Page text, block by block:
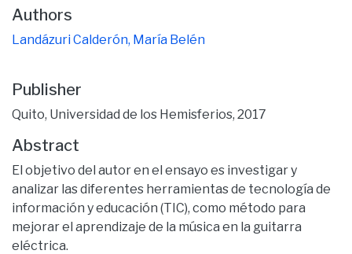
Authors
Landázuri Calderón, María Belén
Publisher
Quito, Universidad de los Hemisferios, 2017
Abstract
El objetivo del autor en el ensayo es investigar y
analizar las diferentes herramientas de tecnología de
información y educación (TIC), como método para
mejorar el aprendizaje de la música en la guitarra
eléctrica.